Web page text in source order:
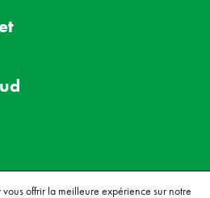
offrir la meilleure expérience sur notre